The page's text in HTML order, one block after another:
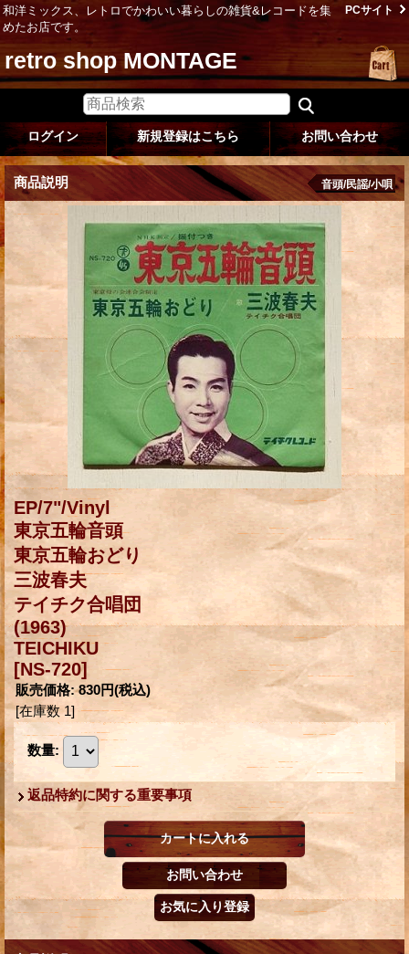
和洋ミックス、レトロでかわいい暮らしの雑貨&レコードを集
めたお店です。
PCサイト
retro shop MONTAGE
ログイン 新規登録はこちら お問い合わせ
商品説明 音頭/民謡/小唄
EP/7"/Vinyl
東京五輪音頭
東京五輪おどり
三波春夫
テイチク合唱団
(1963)
TEICHIKU
[NS-720]
販売価格: 830円(税込)
[在庫数 1]
数量:
返品特約に関する重要事項